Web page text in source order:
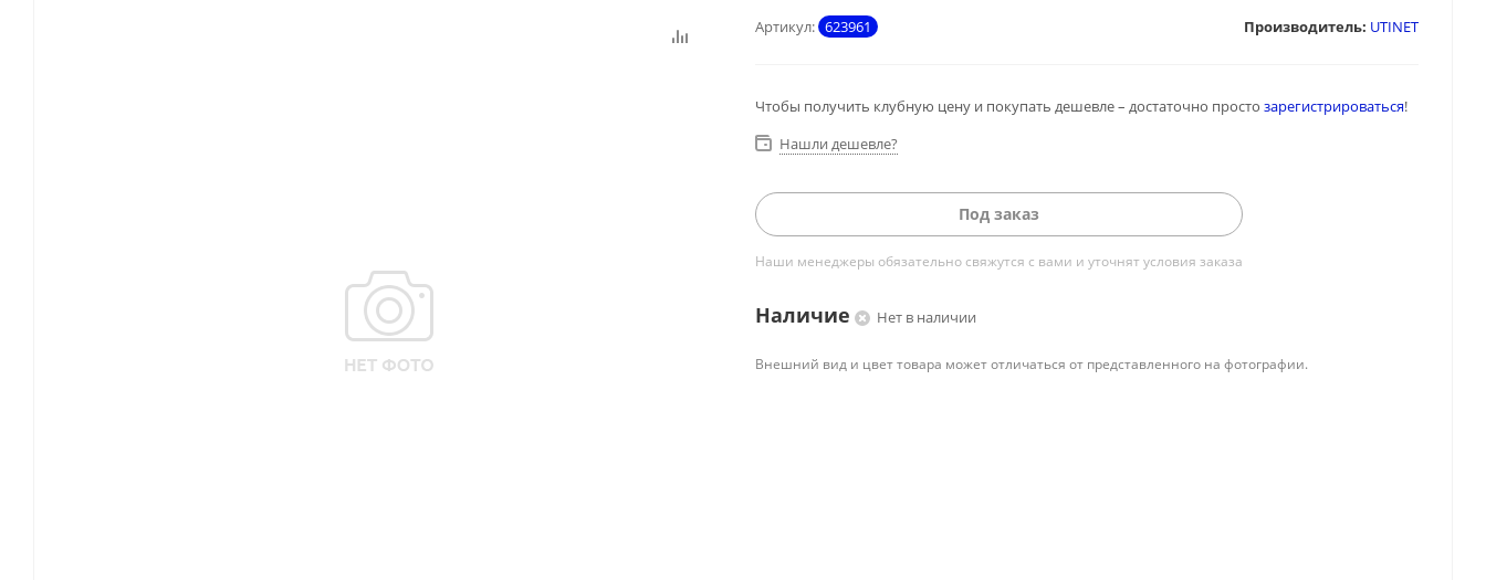
Артикул: 623961 Производитель: UTINET
Чтобы получить клубную цену и покупать дешевле – достаточно просто зарегистрироваться!
Нашли дешевле?
Под заказ
Наши менеджеры обязательно свяжутся с вами и уточнят условия заказа
Наличие Нет в наличии
Внешний вид и цвет товара может отличаться от представленного на фотографии.